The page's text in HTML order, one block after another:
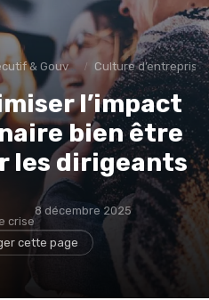
Gouvernance Culture
l’impact
bien être
les dirigeants
crise
8 décembre 2025
cette page